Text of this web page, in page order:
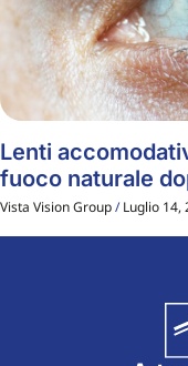
Lenti
fuoco naturale
Vista Vision Group Luglio 14,